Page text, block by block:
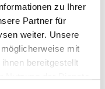
zu Ihrer
Partner für
weiter. Unsere
mit
bereitgestellt
nachhaltig. Der E-